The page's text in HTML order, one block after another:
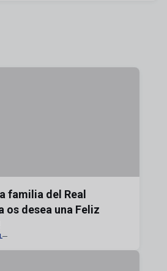
familia del Real
os desea una Feliz